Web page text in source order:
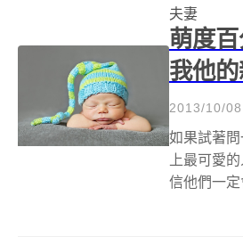
婚...
夫妻
萌度
我他
2013/10/08
如果試著
上最可愛
信他們一